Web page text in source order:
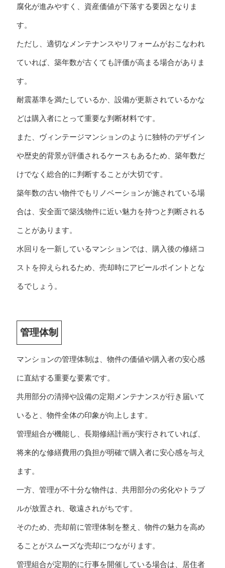
腐化が進みやすく、資産価値が下落する要因となりま
す。
ただし、適切なメンテナンスやリフォームがおこなわれ
ていれば、築年数が古くても評価が高まる場合がありま
す。
耐震基準を満たしているか、設備が更新されているかな
どは購入者にとって重要な判断材料です。
また、ヴィンテージマンションのように独特のデザイン
や歴史的背景が評価されるケースもあるため、築年数だ
けでなく総合的に判断することが大切です。
築年数の古い物件でもリノベーションが施されている場
合は、安全面で築浅物件に近い魅力を持つと判断される
ことがあります。
水回りを一新しているマンションでは、購入後の修繕コ
ストを抑えられるため、売却時にアピールポイントとな
るでしょう。
管理体制
マンションの管理体制は、物件の価値や購入者の安心感
に直結する重要な要素です。
共用部分の清掃や設備の定期メンテナンスが行き届いて
いると、物件全体の印象が向上します。
管理組合が機能し、長期修繕計画が実行されていれば、
将来的な修繕費用の負担が明確で購入者に安心感を与え
ます。
一方、管理が不十分な物件は、共用部分の劣化やトラブ
ルが放置され、敬遠されがちです。
そのため、売却前に管理体制を整え、物件の魅力を高め
ることがスムーズな売却につながります。
管理組合が定期的に行事を開催している場合は、居住者